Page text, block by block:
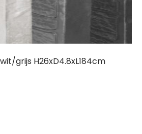
grijs H26xD4.8xL184cm